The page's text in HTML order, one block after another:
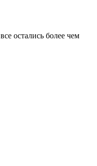
остались более чем